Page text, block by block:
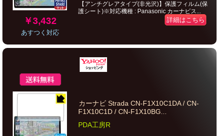
￥3,432
あすつく対応
【アンチグレアタイプ(非光沢)】保護フィルム(保
護シート)※対応機種 : Panasonic カーナビス...
詳細はこちら
カーナビ Strada CN-F1X10C1DA / CN-
F1X10C1D / CN-F1X10BG...
PDA工房R